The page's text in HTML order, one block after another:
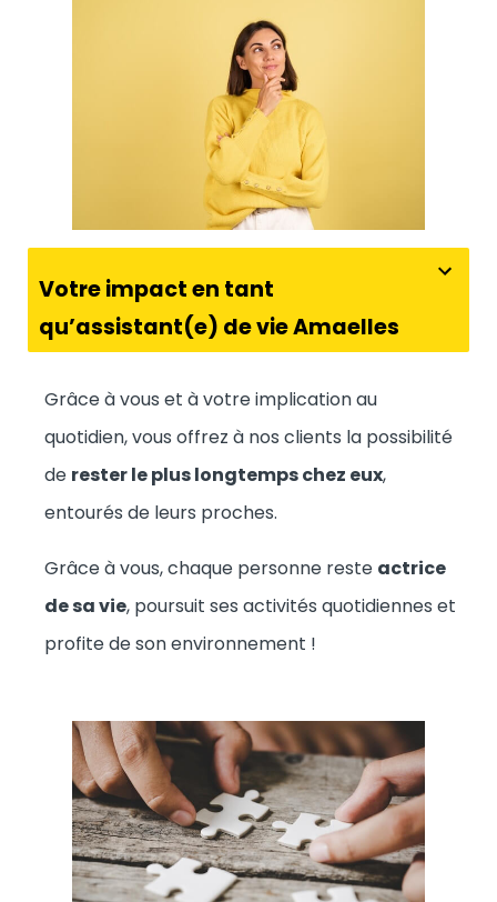
Votre impact en tant
qu’assistant(e) de vie Amaelles
Grâce à vous et à votre implication au
quotidien, vous offrez à nos clients la possibilité
de rester le plus longtemps chez eux,
entourés de leurs proches.
Grâce à vous, chaque personne reste actrice
de sa vie, poursuit ses activités quotidiennes et
profite de son environnement !